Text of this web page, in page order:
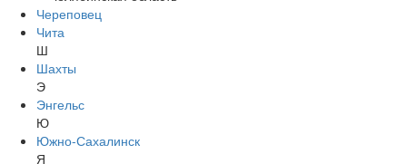
Череповец
Чита
Ш
Шахты
Э
Энгельс
Ю
Южно-Сахалинск
Я